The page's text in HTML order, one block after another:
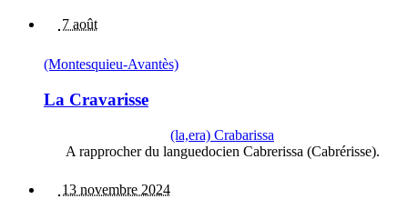
7 août
(Montesquieu-Avantès)
La Cravarisse
(la,era) Crabarissa
A rapprocher du languedocien Cabrerissa (Cabrérisse).
13 novembre 2024